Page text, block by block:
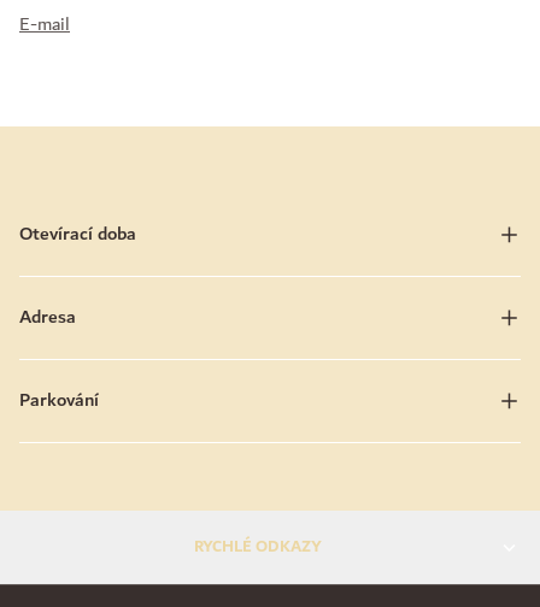
E-mail
Otevírací doba
Adresa
Parkování
RYCHLÉ ODKAZY